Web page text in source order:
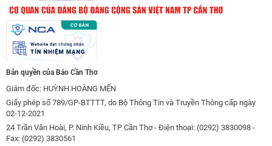
Bản quyền của Báo Cần Thơ
Giám đốc: HUỲNH HOÀNG MẾN
Giấy phép số 789/GP-BTTTT, do Bộ Thông Tin và Truyền Thông cấp ngày
02-12-2021
24 Trần Văn Hoài, P. Ninh Kiều, TP Cần Thơ - Điện thoại: (0292) 3830098 -
Fax: (0292) 3830561